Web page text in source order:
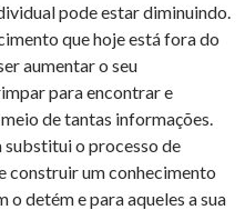
pode estar diminuindo.
que hoje está fora do
aumentar o seu
para encontrar e
de tantas informações.
substitui o processo de
construir um conhecimento
detém e para aqueles a sua